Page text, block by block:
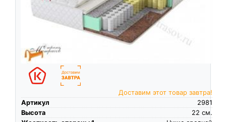
Доставим этот товар завтра!
Артикул
2981
Высота
см.
22